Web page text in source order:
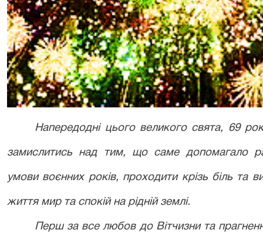
Напередодні цього великого свята, 69
замислитись над тим, що саме допомагало
умови воєнних років, проходити крізь біль та
життя мир та спокій на рідній землі.
Перш за все любов до Вітчизни та